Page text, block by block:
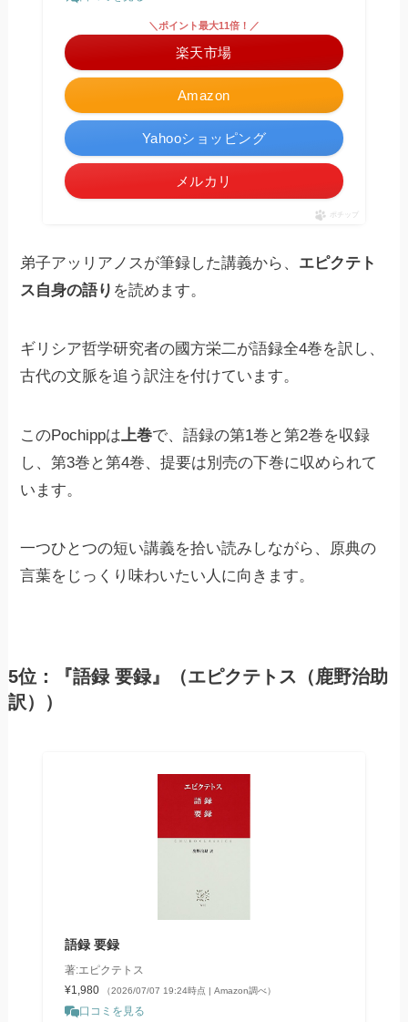
Amazon
＼ポイント最大11倍！／
楽天市場
Yahooショッピング
メルカリ
ポチップ
弟子アッリアノスが筆録した講義から、 エピクテト
ス自身の語り を読めます。
ギリシア哲学研究者の國方栄二が語録全4巻を訳し、
古代の文脈を追う訳注を付けています。
このPochippは 上巻で、語録の第1巻と第2巻を収録
し、第3巻と第4巻、提要は別売の下巻に収められて
います。
一つひとつの短い講義を拾い読みしながら、原典の
言葉をじっくり味わいたい人に向きます。
5位：『語録 要録』（エピクテトス（鹿野治助
訳））
語録 要録
著:エピクテトス
¥1,980
（2026/07/07 19:24時点 | Amazon調べ）
口コミを見る